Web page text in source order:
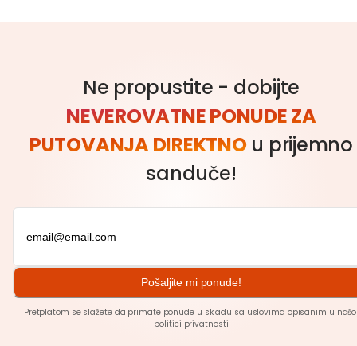
Ne propustite - dobijte
NEVEROVATNE PONUDE ZA
PUTOVANJA DIREKTNOu prijemno
sanduče!
Pošaljite mi ponude!
Pretplatom se slažete da primate ponude u skladu sa uslovima opisanim u
politici privatnosti